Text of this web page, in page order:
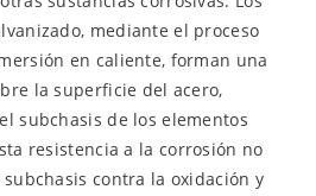
mediante el proceso
en caliente, forman una
la superficie del acero,
subchasis de los elementos
resistencia a la corrosión no
contra la oxidación y